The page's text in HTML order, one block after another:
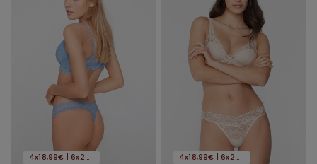
4x18,99€ | 6x24,99€ 4x18,99€ | 6x24,99€